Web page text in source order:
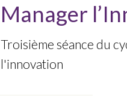
Manager
Troisième séance du
l'innovation